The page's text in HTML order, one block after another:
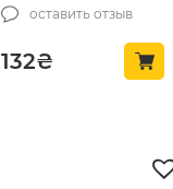
оставить отзыв
132₴